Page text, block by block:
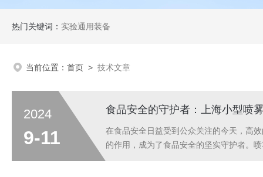
热门关键词： 实验通用装备
当前位置： 首页 > 技术文章
2024
9-11
食品安全的守护者：上海小型喷
在食品安全日益受到公众关注的今天，高
的作用，成为了食品安全的坚实守护者。